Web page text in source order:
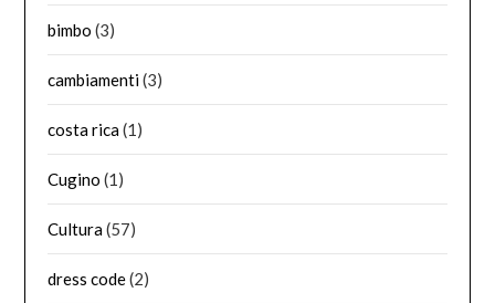
bimbo (3)
cambiamenti(3)
costa rica(1)
Cugino (1)
Cultura(57)
dress code(2)